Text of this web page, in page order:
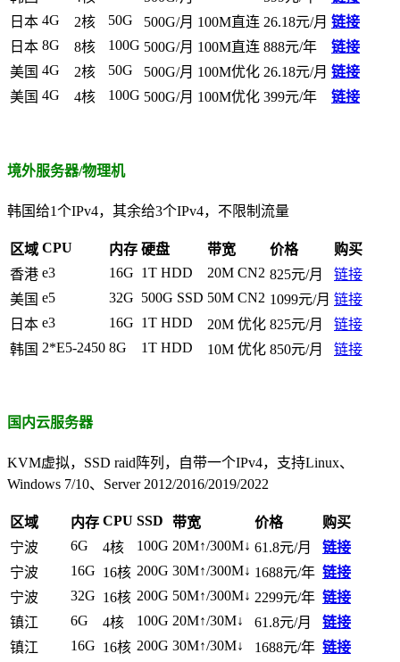
日本 4G 2核 50G 500G/月 100M直连 26.18元/月 链接
日本 8G 8核 100G 500G/月 100M直连 888元/年
链接
美国 4G 2核 50G 500G/月 100M优化 26.18元/月 链接
美国 4G 4核 100G 500G/月 100M优化 399元/年 链接
境外服务器/物理机
韩国给1个IPv4，其余给3个IPv4，不限制流量
区域 CPU 内存 硬盘 带宽 价格
购买
香港 e3 16G 1T HDD 20M CN2 825元/月
链接
美国 e5 32G 500G SSD 50M CN2 1099元/月 链接
日本 e3 16G 1T HDD 20M 优化 825元/月
链接
韩国 2*E5-2450 8G 1T HDD 10M 优化 850元/月 链接
国内云服务器
KVM虚拟，SSD raid阵列，自带一个IPv4，支持Linux、
Windows 7/10、Server 2012/2016/2019/2022
区域 内存 CPU SSD 带宽 价格
购买
宁波
6G 4核 100G 20M↑/300M↓ 61.8元/月
链接
宁波
16G 16核 200G 30M↑/300M↓ 1688元/年 链接
宁波
32G 16核 200G 50M↑/300M↓ 2299元/年 链接
镇江
6G 4核 100G 20M↑/30M↓ 61.8元/月
链接
镇江
16G 16核 200G 30M↑/30M↓ 1688元/年 链接